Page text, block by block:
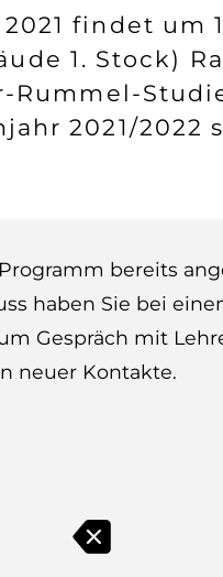
findet um
1. Stock)
Rummel-
2021/2022
bereits
haben Sie bei
Gespräch mit
neuer Kontakte.